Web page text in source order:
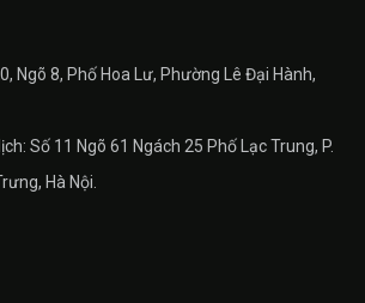
Ngõ 8, Phố Hoa Lư, Phường Lê Đại Hành,
Số 11 Ngõ 61 Ngách 25 Phố Lạc Trung, P.
Hà Nội.